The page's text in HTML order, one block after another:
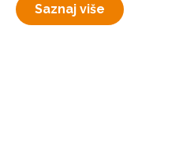
Saznaj više